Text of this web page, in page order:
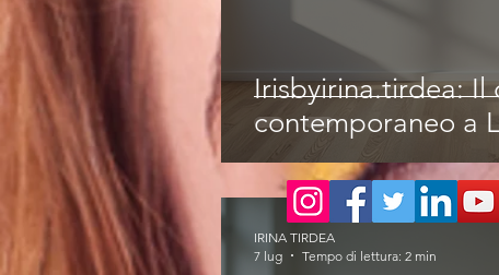
Irisbyirina.tirdea: Il
contemporaneo a
IRINA TIRDEA
7 lug
Tempo di lettura: 2 min